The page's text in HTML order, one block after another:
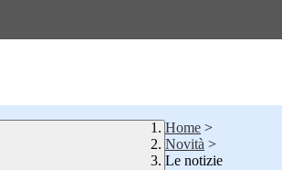
Home >
Novità >
Le notizie